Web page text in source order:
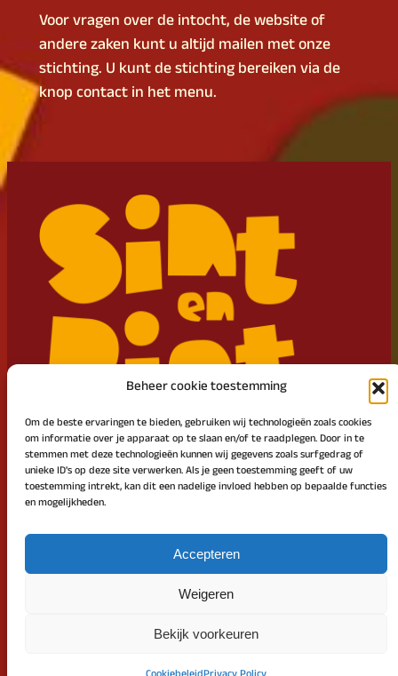
Beheer cookie toestemming
Om de beste ervaringen te bieden, gebruiken wij technologieën zoals cookies
om informatie over je apparaat op te slaan en/of te raadplegen. Door in te
stemmen met deze technologieën kunnen wij gegevens zoals surfgedrag of
unieke ID's op deze site verwerken. Als je geen toestemming geeft of uw
toestemming intrekt, kan dit een nadelige invloed hebben op bepaalde functies
en mogelijkheden.
Accepteren
Weigeren
Bekijk voorkeuren
Voor vragen over de intocht, de website of
andere zaken kunt u altijd mailen met onze
stichting. U kunt de stichting bereiken via de
knop contact in het menu.
Intocht Sinterklaas Zundert en Klein Zundert
Instagram
WordPress